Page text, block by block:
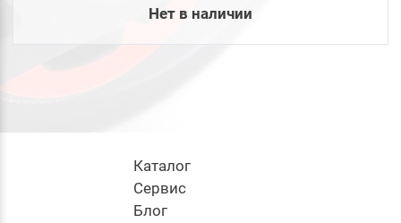
Нет в наличии
Каталог
Cервис
Блог